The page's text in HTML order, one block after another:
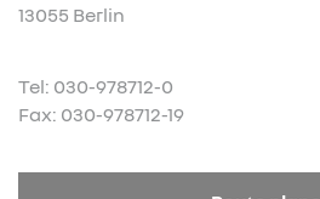
13055 Berlin
Tel: 030-978712-0
Fax: 030-978712-19